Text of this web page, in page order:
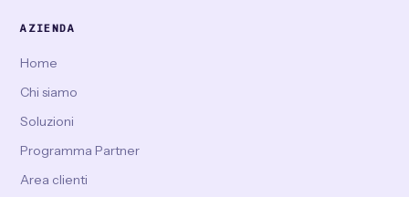
AZIENDA
Home
Chi siamo
Soluzioni
Programma Partner
Area clienti